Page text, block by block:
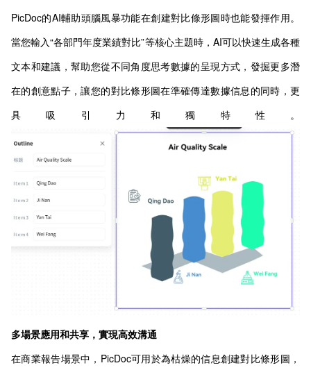
PicDoc的AI輔助頭腦風暴功能在創建對比條形圖時也能發揮作用。
當您輸入“各部門年度業績對比”等核心主題時，AI可以快速生成各種
文本和建議，幫助您從不同角度思考數據的呈現方式，發掘更多潛
在的創意點子，讓您的對比條形圖在準確傳達數據信息的同時，更
具吸引力和獨特性。
多場景應用和共享，實現高效溝通
在商業報告場景中，PicDoc可用於為枯燥的信息創建對比條形圖，